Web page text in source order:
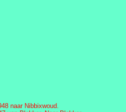
naar Nibbixwoud.